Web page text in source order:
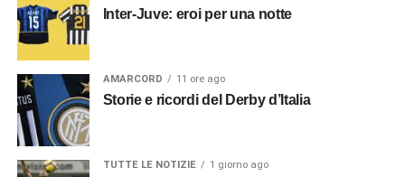
Inter-Juve: eroi per una notte
AMARCORD 11 ore ago
Storie e ricordi del Derby d’Italia
TUTTE LE NOTIZIE 1 giorno ago